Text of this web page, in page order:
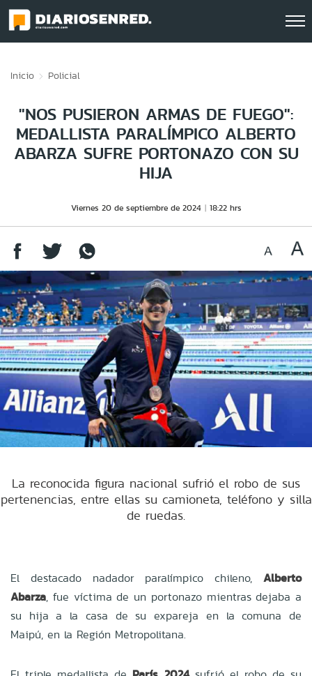
Inicio Policial
"NOS PUSIERON ARMAS DE FUEGO":
MEDALLISTA PARALÍMPICO ALBERTO
ABARZA SUFRE PORTONAZO CON SU
HIJA
Viernes 20 de septiembre de 2024 18:22 hrs
La reconocida figura nacional sufrió el robo de sus
pertenencias, entre ellas su camioneta, teléfono y silla
de ruedas.
El destacado nadador paralímpico chileno, Alberto
Abarza, fue víctima de un portonazo mientras dejaba a
su hija a la casa de su expareja en la comuna de
Maipú, en la Región Metropolitana.